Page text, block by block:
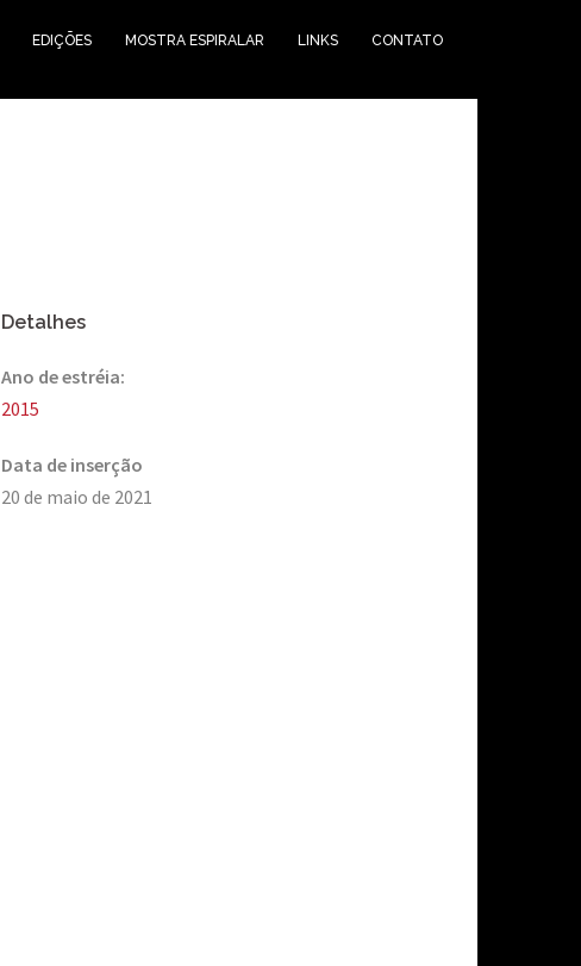
EDIÇÕES MOSTRA ESPIRALAR LINKS CONTATO
Detalhes
Ano de estréia:
2015
Data de inserção
20 de maio de 2021